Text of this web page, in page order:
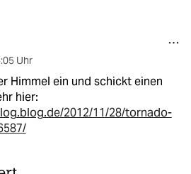
Uhr
Himmel ein und schickt einen
hier:
2012/11/28/tornado-